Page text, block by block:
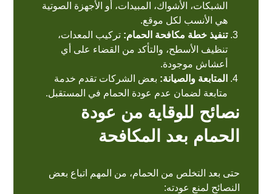
الشبكات، الأشواك، المبيدات، أو الأجهزة الصوتية
هي الأنسب لكل موقع.
تنفيذ خطة مكافحة الحمام: تركيب المعدات،
تنظيف الأسطح، والتأكد من القضاء على أي
أعشاش موجودة.
المتابعة والصيانة: بعض الشركات تقدم خدمة
متابعة لضمان عدم عودة الحمام في المستقبل.
نصائح للوقاية من عودة
الحمام بعد المكافحة
حتى بعد التخلص من الحمام، من المهم اتباع بعض
النصائح لمنع عودته: